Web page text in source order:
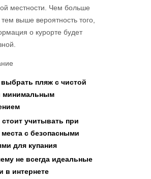
местности. Чем больше
выше вероятность того,
о курорте будет
выбрать пляж с чистой
минимальным
стоит учитывать при
с безопасными
для купания
не всегда идеальные
в интернете